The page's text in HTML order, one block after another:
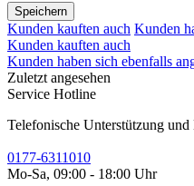
Speichern
Kunden kauften auch Kunden
Kunden kauften auch
Kunden haben sich ebenfalls
Zuletzt angesehen
Service Hotline
Telefonische Unterstützung und
0177-6311010
Mo-Sa, 09:00 - 18:00 Uhr